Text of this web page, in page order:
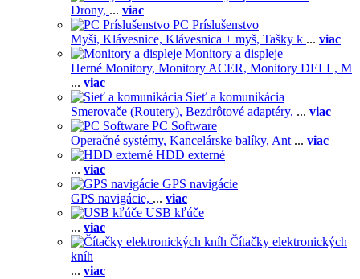
Drony, ... viac
PC Príslušenstvo
Myši, Klávesnice, Klávesnica + myš, Tašky k ... viac
Monitory a displeje
Herné Monitory, Monitory ACER, Monitory DELL, M
... viac
Sieť a komunikácia
Smerovače (Routery), Bezdrôtové adaptéry, ... viac
PC Software
Operačné systémy, Kancelárske balíky, Ant ... viac
HDD externé
... viac
GPS navigácie
GPS navigácie, ... viac
USB kľúče
... viac
Čítačky elektronických
kníh
... viac